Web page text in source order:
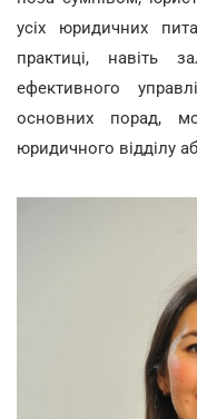
усіх юридичних
практиці, навіть
ефективного
основних порад,
юридичного відділу